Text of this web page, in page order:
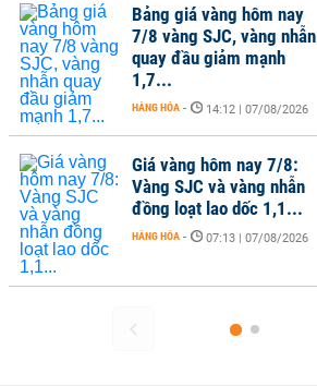
Bảng giá vàng hôm nay
7/8 vàng SJC, vàng nhẫn
quay đầu giảm mạnh
1,7...
HÀNG HÓA - 14:12 | 07/08/2026
Giá vàng hôm nay 7/8:
Vàng SJC và vàng nhẫn
đồng loạt lao dốc 1,1...
HÀNG HÓA - 07:13 | 07/08/2026